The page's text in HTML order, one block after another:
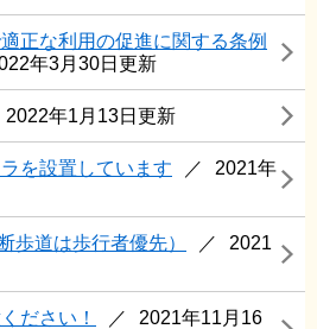
正な利用の促進に関する条例
年3月30日更新
2022年1月13日更新
を設置しています
2021年
歩道は歩行者優先）
2021
ださい！
2021年11月16